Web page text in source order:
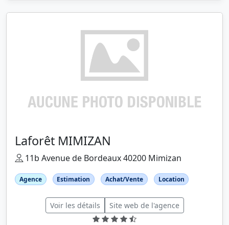
Laforêt MIMIZAN
11b Avenue de Bordeaux 40200 Mimizan
Agence Estimation Achat/Vente Location
Voir les détails Site web de l'agence